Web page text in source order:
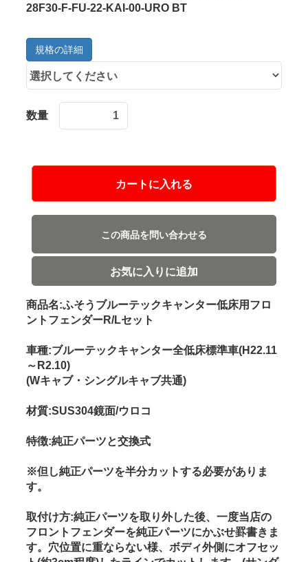
28F30-F-FU-22-KAI-00-URO BT
規格の詳細
数量
カートに入れる
この商品を問い合わせる
お気に入りに追加
商品名:ふそうブルーテックキャンター低床用フロ
ントフェンダーR/Lセット
車種:ブルーテックキャンター全低床標準車(H22.11
～R2.10)
(Wキャブ・シングルキャブ共通)
材質:SUS304鏡面/ウロコ
特徴:純正パーツと交換式
※但し純正パーツを半分カットする必要がありま
す。
取付け方:純正パーツを取り外した後、一度当店の
フロントフェンダーを純正パーツにかぶせ罫書きま
す。穴位置に重ならない様、ボディ外側にオフセッ